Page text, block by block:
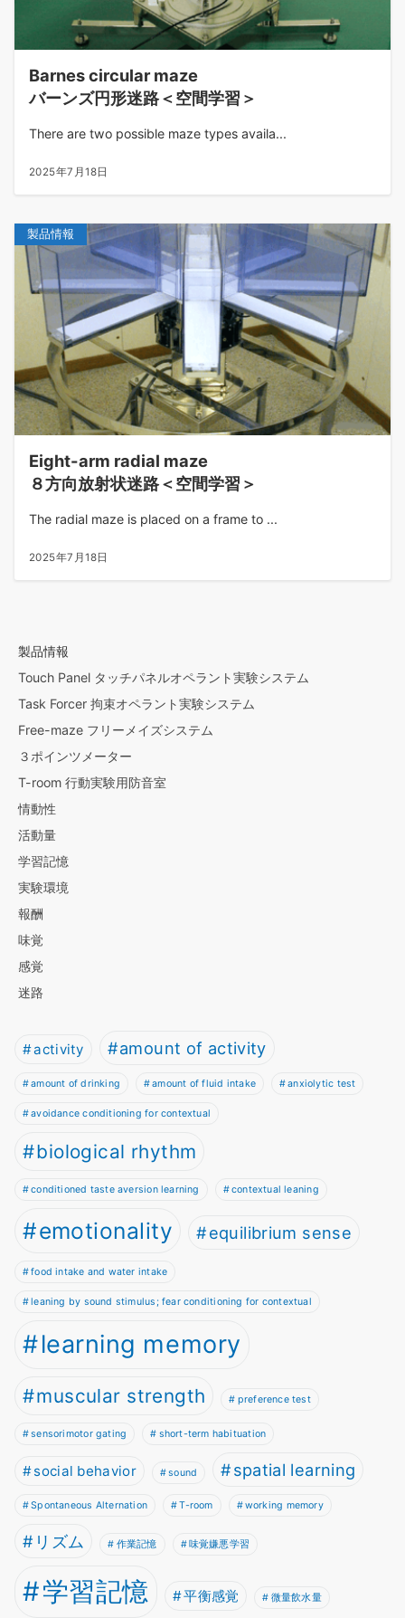
Barnes circular maze
バーンズ円形迷路＜空間学習＞
There are two possible maze types availa...
2025年7月18日
製品情報
Eight-arm radial maze
８方向放射状迷路＜空間学習＞
The radial maze is placed on a frame to ...
2025年7月18日
製品情報
Touch Panel タッチパネルオペラント実験システム
Task Forcer 拘束オペラント実験システム
Free-maze フリーメイズシステム
３ポインツメーター
T-room 行動実験用防音室
情動性
活動量
学習記憶
実験環境
報酬
味覚
感覚
迷路
activity amount of activity
amount of drinking amount of fluid intake anxiolytic test
avoidance conditioning for contextual
biological rhythm
conditioned taste aversion learning contextual leaning
emotionality equilibrium sense
food intake and water intake
leaning by sound stimulus; fear conditioning for contextual
learning memory
muscular strength preference test
sensorimotor gating short-term habituation
social behavior sound spatial learning
Spontaneous Alternation T-room working memory
リズム 作業記憶 味覚嫌悪学習
学習記憶 平衡感覚 微量飲水量